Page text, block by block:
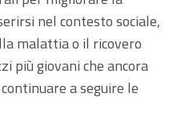
nel contesto sociale,
malattia o il ricovero
più giovani che ancora
a seguire le